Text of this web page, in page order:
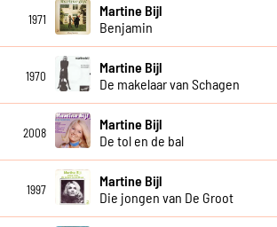
1971
Martine Bijl
Benjamin
1970
Martine Bijl
De makelaar van Schagen
2008
Martine Bijl
De tol en de bal
1997
Martine Bijl
Die jongen van De Groot